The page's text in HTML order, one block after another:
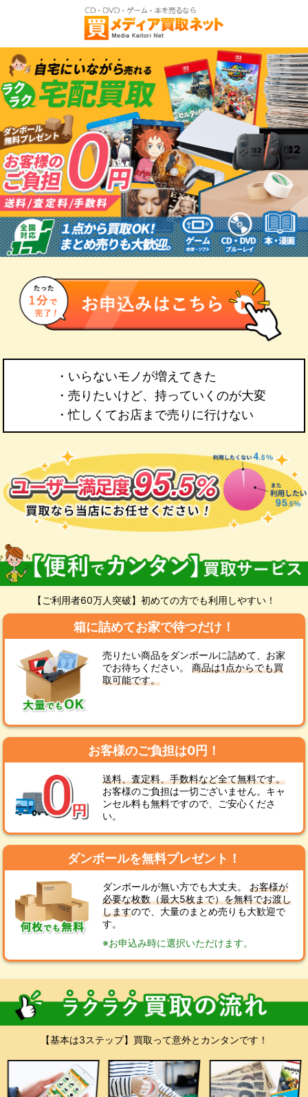
・いらないモノが増えてきた
・売りたいけど、持っていくのが大変
・忙しくてお店まで売りに行けない
【ご利用者60万人突破】初めての方でも利用しやすい！
箱に詰めてお家で待つだけ！
売りたい商品をダンボールに詰めて、お家
でお待ちください。商品は1点からでも買
取可能です。
お客様のご負担は0円！
送料、査定料、手数料など全て無料です。
お客様のご負担は一切ございません。キャ
ンセル料も無料ですので、ご安心くださ
い。
ダンボールを無料プレゼント！
ダンボールが無い方でも大丈夫。お客様が
必要な枚数（最大5枚まで）を無料でお渡し
しますので、大量のまとめ売りも大歓迎で
す。
※お申込み時に選択いただけます。
【基本は3ステップ】買取って意外とカンタンです！